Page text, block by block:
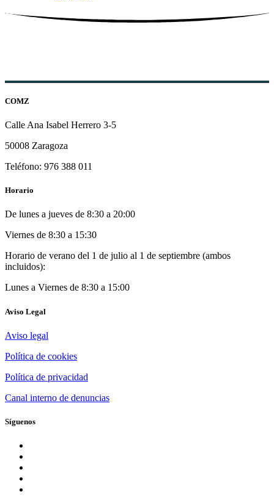
COMZ
Calle Ana Isabel Herrero 3-5
50008 Zaragoza
Teléfono: 976 388 011
Horario
De lunes a jueves de 8:30 a 20:00
Viernes de 8:30 a 15:30
Horario de verano del 1 de julio al 1 de septiembre (ambos
incluidos):
Lunes a Viernes de 8:30 a 15:00
Aviso Legal
Aviso legal
Política de cookies
Política de privacidad
Canal interno de denuncias
Síguenos